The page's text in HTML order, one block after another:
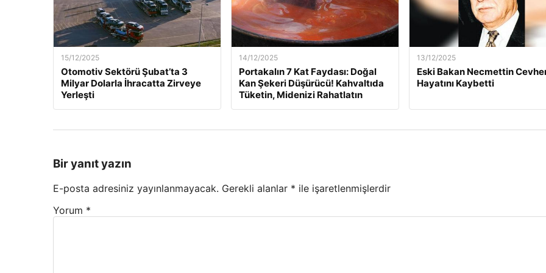
15/12/2025
Otomotiv Sektörü Şubat’ta 3
Milyar Dolarla İhracatta Zirveye
Yerleşti
14/12/2025
Portakalın 7 Kat Faydası: Doğal
Kan Şekeri Düşürücü! Kahvaltıda
Tüketin, Midenizi Rahatlatın
13/12/2025
Eski Bakan Necmettin
Hayatını Kaybetti
Bir yanıt yazın
E-posta adresiniz yayınlanmayacak. Gerekli alanlar * ile işaretlenmişlerdir
Yorum *